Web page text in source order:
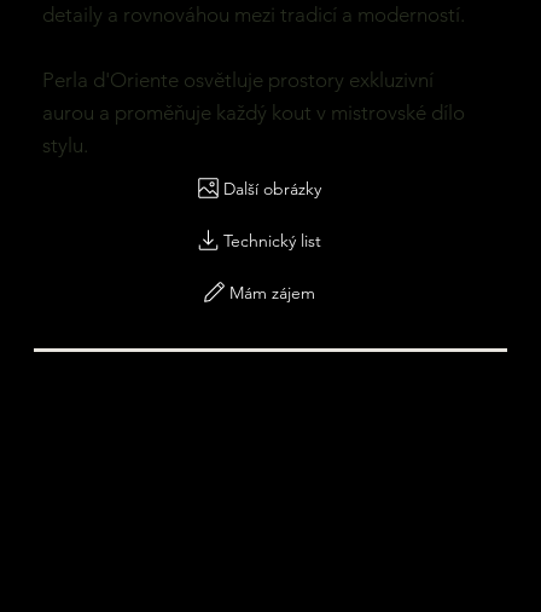
detaily a rovnováhou mezi tradicí a moderností.
Perla d'Oriente osvětluje prostory exkluzivní
aurou a proměňuje každý kout v mistrovské dílo
stylu.
Další obrázky
Technický list
Mám zájem